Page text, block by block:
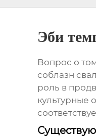
Эби
Вопрос о
соблазн
роль в
культурные